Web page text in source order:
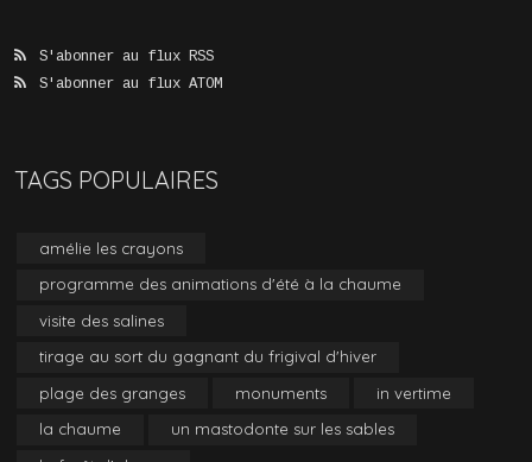
S'abonner au flux RSS
S'abonner au flux ATOM
TAGS POPULAIRES
amélie les crayons
programme des animations d'été à la chaume
visite des salines
tirage au sort du gagnant du frigival d'hiver
plage des granges
monuments
in vertime
la chaume
un mastodonte sur les sables